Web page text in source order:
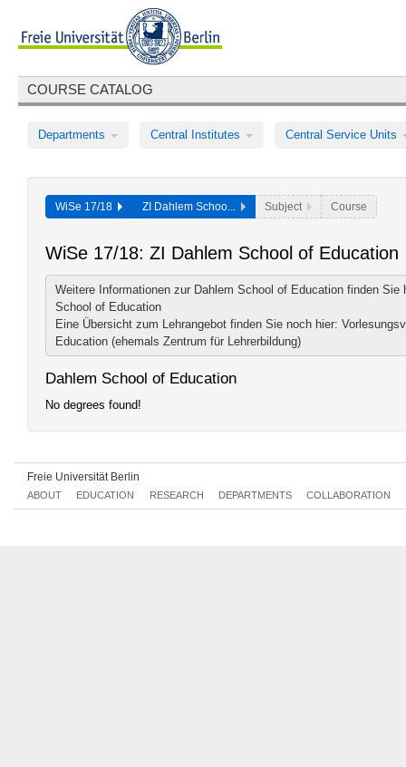
COURSE CATALOG
Departments Central Institutes Central Service Units
WiSe 17/18 ZI Dahlem Schoo... Subject Course
WiSe 17/18: ZI Dahlem School of Education
Weitere Informationen zur Dahlem School of Education finden Sie
School of Education
Eine Übersicht zum Lehrangebot finden Sie noch hier:
Education (ehemals Zentrum für Lehrerbildung)
Dahlem School of Education
No degrees found!
Freie Universität Berlin
ABOUT EDUCATION RESEARCH DEPARTMENTS COLLABORATION